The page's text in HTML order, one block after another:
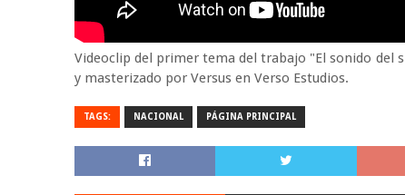
Videoclip del primer tema del trabajo "El sonido del
y masterizado por Versus en Verso Estudios.
TAGS: NACIONAL PÁGINA PRINCIPAL